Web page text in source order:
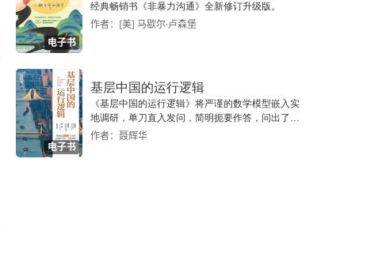
电子书
经典畅销书《非暴力沟通》全新修订升级版。
作者：[美] 马歇尔·卢森堡
电子书
基层中国的运行逻辑
《基层中国的运行逻辑》将严谨的数学模型嵌入实
地调研，单刀直入发问，简明扼要作答，问出了一
个真实切近的基层中国。
作者：聂辉华